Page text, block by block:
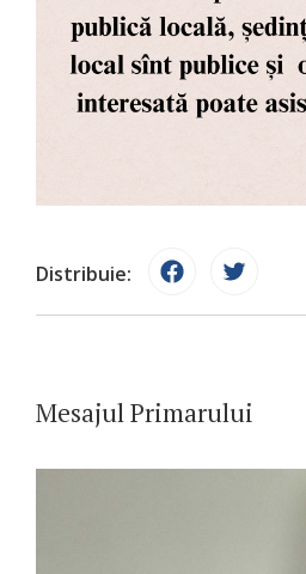
Distribuie:
Mesajul Primarului